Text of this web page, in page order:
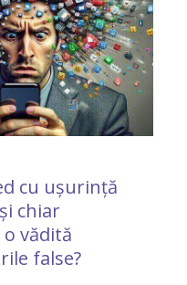
cu ușurință
chiar
vădită
false?